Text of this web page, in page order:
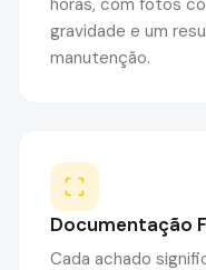
horas, com fotos
gravidade e um
manutenção.
Documentação
Cada achado